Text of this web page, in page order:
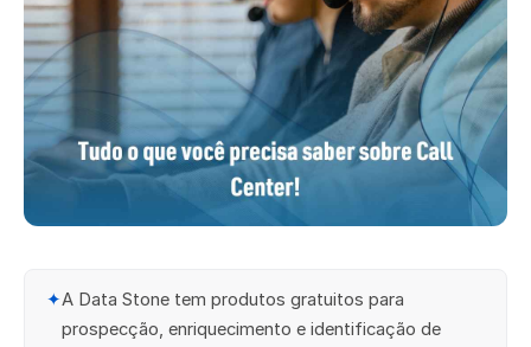
✦A Data Stone tem produtos gratuitos para
prospecção, enriquecimento e identificação de